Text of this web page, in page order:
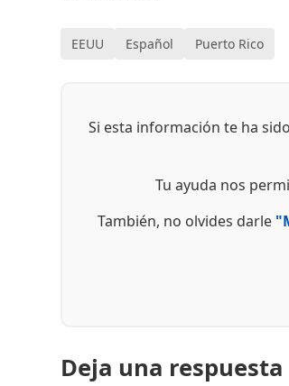
EEUU Español Puerto Rico
Si esta información te ha
Tu ayuda nos
También, no olvides darle
Deja una respuesta